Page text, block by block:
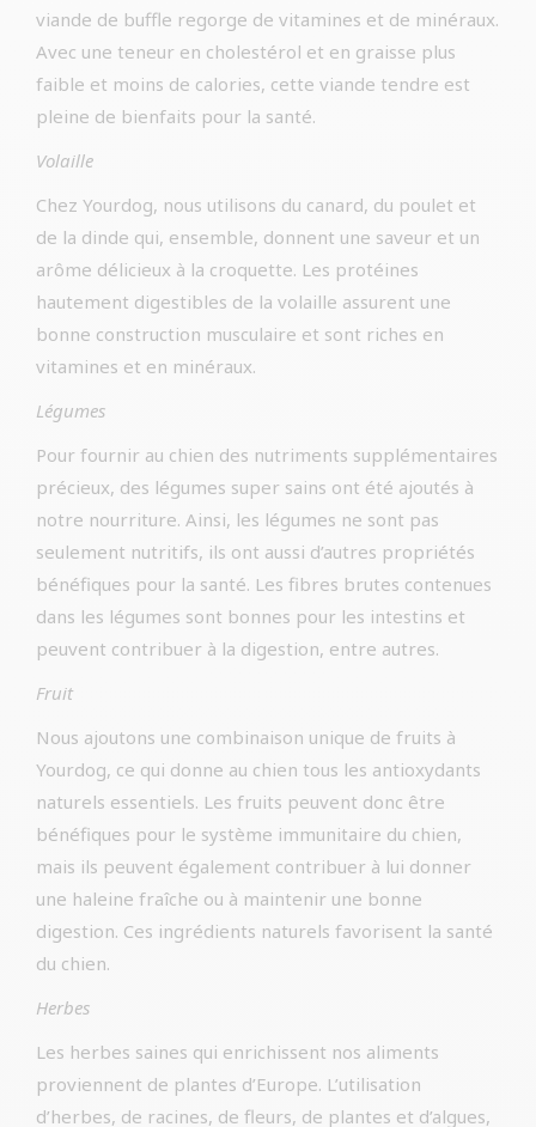
viande de buffle regorge de vitamines et de minéraux.
Avec une teneur en cholestérol et en graisse plus
faible et moins de calories, cette viande tendre est
pleine de bienfaits pour la santé.
Volaille
Chez Yourdog, nous utilisons du canard, du poulet et
de la dinde qui, ensemble, donnent une saveur et un
arôme délicieux à la croquette. Les protéines
hautement digestibles de la volaille assurent une
bonne construction musculaire et sont riches en
vitamines et en minéraux.
Légumes
Pour fournir au chien des nutriments supplémentaires
précieux, des légumes super sains ont été ajoutés à
notre nourriture. Ainsi, les légumes ne sont pas
seulement nutritifs, ils ont aussi d’autres propriétés
bénéfiques pour la santé. Les fibres brutes contenues
dans les légumes sont bonnes pour les intestins et
peuvent contribuer à la digestion, entre autres.
Fruit
Nous ajoutons une combinaison unique de fruits à
Yourdog, ce qui donne au chien tous les antioxydants
naturels essentiels. Les fruits peuvent donc être
bénéfiques pour le système immunitaire du chien,
mais ils peuvent également contribuer à lui donner
une haleine fraîche ou à maintenir une bonne
digestion. Ces ingrédients naturels favorisent la santé
du chien.
Herbes
Les herbes saines qui enrichissent nos aliments
proviennent de plantes d’Europe. L’utilisation
d’herbes, de racines, de fleurs, de plantes et d’algues,